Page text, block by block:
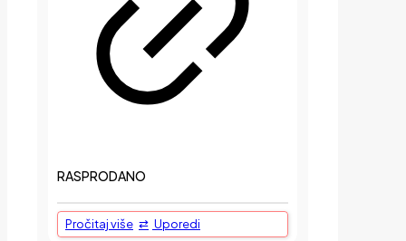
RASPRODANO
Pročitaj više Uporedi